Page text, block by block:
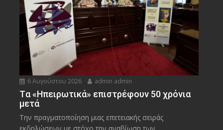
6 Αυγούστου 2026 admin admin
Tα «Ηπειρωτικά» επιστρέφουν 50 χρόνια
μετά
Την πραγματοποίηση μιας επετειακής σειράς